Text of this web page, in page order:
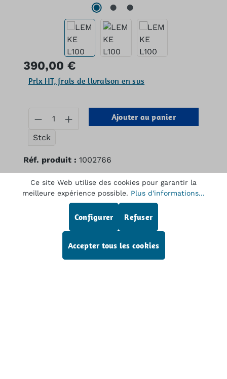
Prix régulier :
390,00 €
Prix HT, frais de livraison en sus
Quantité de produit : Entrez la
Stck
Ajouter au panier
Réf. produit : 1002766
Description
LEMKE L100 Arthrolight, Source de lumière
froidehalogène 75 W pour arthroscopie,
Plus
Ce site Web utilise des cookies pour garantir la
meilleure expérience possible. Plus d'informations...
Refuser
Configurer
Accepter tous les cookies